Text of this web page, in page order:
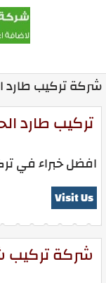
شركة تركيب طارد
تركيب طارد
افضل خبراء في
Visit Us
شركة تركيب